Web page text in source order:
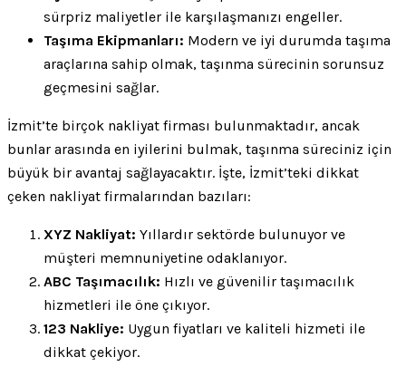
sürpriz maliyetler ile karşılaşmanızı engeller.
Taşıma Ekipmanları: Modern ve iyi durumda taşıma
araçlarına sahip olmak, taşınma sürecinin sorunsuz
geçmesini sağlar.
İzmit’te birçok nakliyat firması bulunmaktadır, ancak
bunlar arasında en iyilerini bulmak, taşınma süreciniz için
büyük bir avantaj sağlayacaktır. İşte, İzmit’teki dikkat
çeken nakliyat firmalarından bazıları:
XYZ Nakliyat: Yıllardır sektörde bulunuyor ve
müşteri memnuniyetine odaklanıyor.
ABC Taşımacılık: Hızlı ve güvenilir taşımacılık
hizmetleri ile öne çıkıyor.
123 Nakliye: Uygun fiyatları ve kaliteli hizmeti ile
dikkat çekiyor.